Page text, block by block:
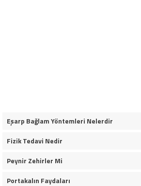
Eşarp Bağlam Yöntemleri Nelerdir
Fizik Tedavi Nedir
Peynir Zehirler Mi
Portakalın Faydaları